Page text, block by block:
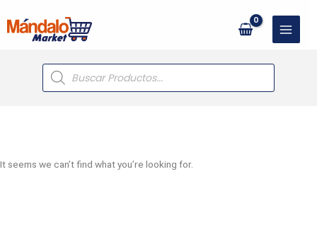
contenido
Búsqueda
de
productos
It seems we can’t find what you’re looking for.